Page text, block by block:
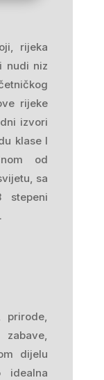
rijeka
nudi niz
rijeke
izvori
klase I
od
sa
prirode,
dijelu
idealna